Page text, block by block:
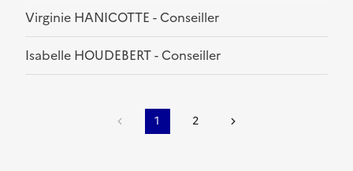
Virginie HANICOTTE - Conseiller
Isabelle HOUDEBERT - Conseiller
1 2